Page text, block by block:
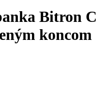
Bitron C
koncom